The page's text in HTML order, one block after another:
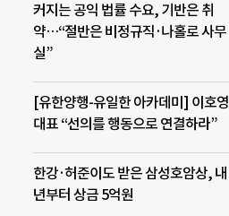
커지는 공익 법률 수요, 기반은 취
약…“절반은 비정규직·나홀로 사무
실”
[유한양행-유일한 아카데미] 이호영
대표 “선의를 행동으로 연결하라”
한강·허준이도 받은 삼성호암상, 내
년부터 상금 5억원